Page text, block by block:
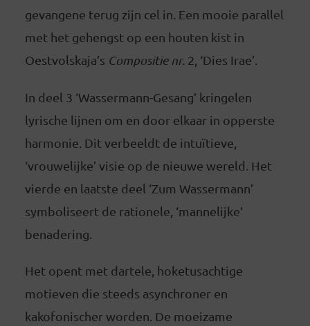
gevangene terug zijn cel in. Een mooie parallel
met het gehengst op een houten kist in
Oestvolskaja’s Compositie nr. 2, ‘Dies Irae’.
In deel 3 ‘Wassermann-Gesang’ kringelen
lyrische lijnen om en door elkaar in opperste
harmonie. Dit verbeeldt de intuïtieve,
‘vrouwelijke’ visie op de nieuwe wereld. Het
vierde en laatste deel ‘Zum Wassermann’
symboliseert de rationele, ‘mannelijke’
benadering.
Het opent met dartele, hoketusachtige
motieven die steeds asynchroner en
kakofonischer worden. De moeizame